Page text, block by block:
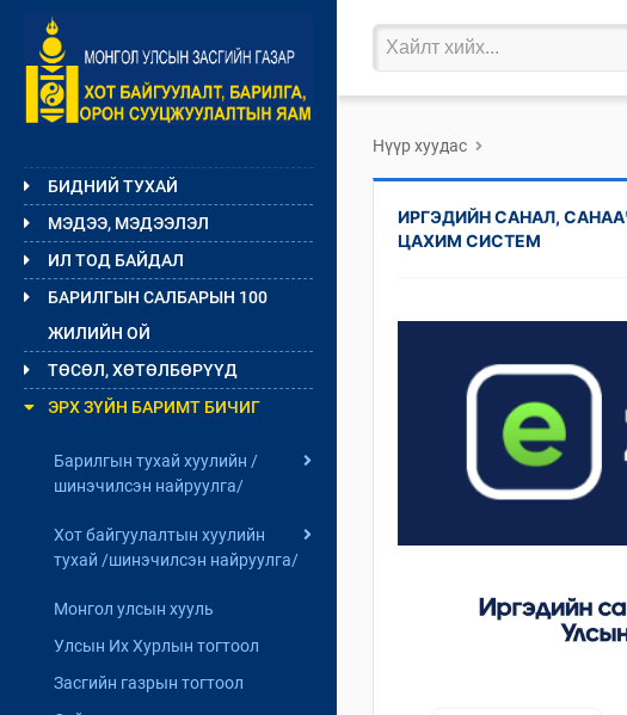
БИДНИЙ ТУХАЙ
МЭДЭЭ, МЭДЭЭЛЭЛ
ИЛ ТОД БАЙДАЛ
БАРИЛГЫН САЛБАРЫН 100
ЖИЛИЙН ОЙ
ТӨСӨЛ, ХӨТӨЛБӨРҮҮД
ЭРХ ЗҮЙН БАРИМТ БИЧИГ
Барилгын тухай хуулийн /
шинэчилсэн найруулга/
Хуулийн төслийн мэдээ,
мэлээлэл
Үзэл баримтлалын төсөл
Хуулийн төсөл
Холбогдох судалгаа
Хот байгуулалтын хуулийн
тухай /шинэчилсэн найруулга/
Хуулийн төслийн танилцуулга
Үзэл баримтлалын төсөл
Хуулийн төсөл
Монгол улсын хууль
Улсын Их Хурлын тогтоол
Засгийн газрын тогтоол
Нүүр хуудас
ИРГЭДИЙН САНАЛ,
ЦАХИМ СИСТЕМ